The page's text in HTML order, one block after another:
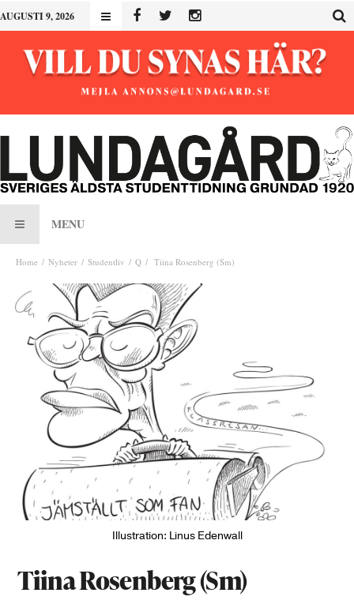
AUGUSTI 9, 2026
MENU
Home Nyheter Studentliv Q Tiina Rosenberg (Sm)
Illustration: Linus Edenwall
Tiina Rosenberg (Sm)